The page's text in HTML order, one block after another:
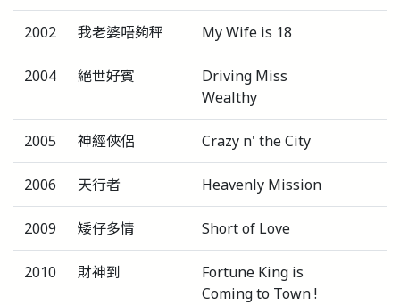
2002 我老婆唔夠秤 My Wife is 18
2004 絕世好賓
Driving Miss
Wealthy
2005 神經俠侶 Crazy n' the City
2006 天行者 Heavenly Mission
2009 矮仔多情 Short of Love
2010 財神到
Fortune King is
Coming to Town !